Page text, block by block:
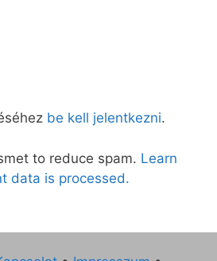
be kell jelentkezni.
to reduce spam. Learn
data is processed.